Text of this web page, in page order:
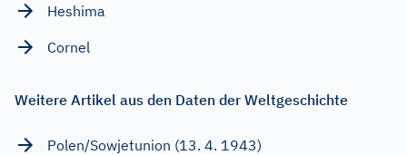
Heshima
Cornel
Weitere Artikel aus den Daten der Weltgeschichte
Polen/Sowjetunion (13. 4. 1943)